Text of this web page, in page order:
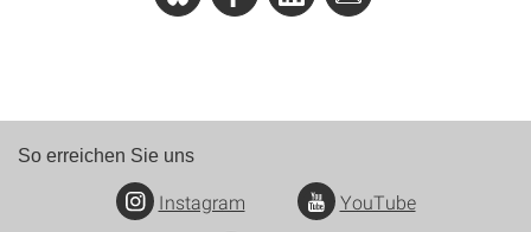
So erreichen Sie uns
Instagram
YouTube